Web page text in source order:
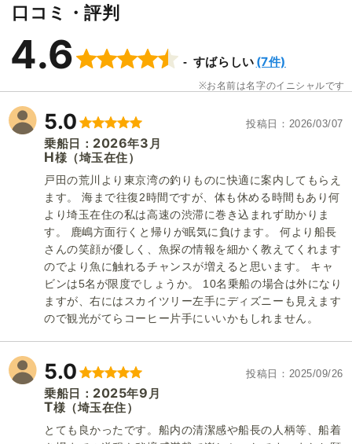
口コミ・評判
4.6 すばらしい (7件)
お名前は名字のイニシャルです
5.0 投稿日 2026/03/07
乗船日： 2026年3 月
H様 （埼玉在住）
戸田の荒川より東京湾の釣りものに快適に案内してもらえ
ます。 海まで往復2時間ですが、体も休める時間もあり何
より埼玉在住の私は高速の渋滞に巻き込まれず助かりま
す。 鹿嶋方面行くと帰りが眠気に負けます。 何より船長
さんの笑顔が優しく、魚探の情報を細かく教えてくれます
のでより魚に触れるチャンスが増えると思います。 キャ
ビンは5名が限度でしょうか。 10名乗船の場合は外になり
ますが、右にはスカイツリー左手にディズニーも見えます
ので観光がてらコーヒー片手にいいかもしれません。
5.0 投稿日 2025/09/26
乗船日： 2025年9 月
T様 （埼玉在住）
とても良かったです。船内の清潔感や船長の人柄等、船着
1 /16